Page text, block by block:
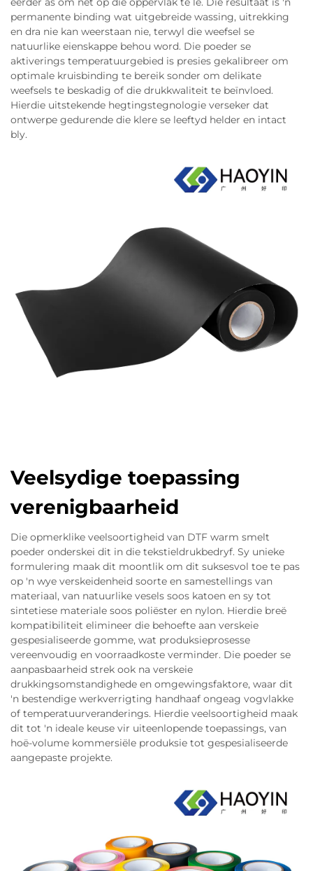
permanente binding wat uitgebreide wassing, uitrekking
en dra nie kan weerstaan nie, terwyl die weefsel se
natuurlike eienskappe behou word. Die poeder se
aktiverings temperatuurgebied is presies gekalibreer om
optimale kruisbinding te bereik sonder om delikate
weefsels te beskadig of die drukkwaliteit te beïnvloed.
Hierdie uitstekende hegtingstegnologie verseker dat
ontwerpe gedurende die klere se leeftyd helder en intact
bly.
Veelsydige toepassing
verenigbaarheid
Die opmerklike veelsoortigheid van DTF warm smelt
poeder onderskei dit in die tekstieldrukbedryf. Sy unieke
formulering maak dit moontlik om dit suksesvol toe te pas
op 'n wye verskeidenheid soorte en samestellings van
materiaal, van natuurlike vesels soos katoen en sy tot
sintetiese materiale soos poliëster en nylon. Hierdie breë
kompatibiliteit elimineer die behoefte aan verskeie
gespesialiseerde gomme, wat produksieprosesse
vereenvoudig en voorraadkoste verminder. Die poeder se
aanpasbaarheid strek ook na verskeie
drukkingsomstandighede en omgewingsfaktore, waar dit
'n bestendige werkverrigting handhaaf ongeag vogvlakke
of temperatuurveranderings. Hierdie veelsoortigheid maak
dit tot 'n ideale keuse vir uiteenlopende toepassings, van
hoë-volume kommersiële produksie tot gespesialiseerde
aangepaste projekte.